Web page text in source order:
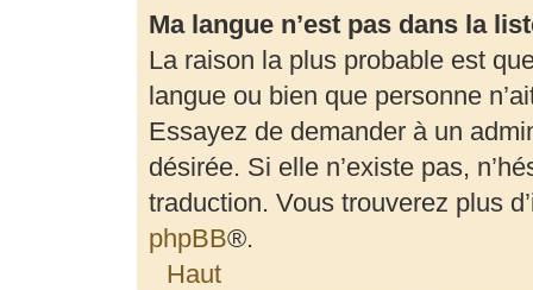
Ma langue n’est pas dans la
La raison la plus probable est
langue ou bien que personne
Essayez de demander à un
désirée. Si elle n’existe pas,
traduction. Vous trouverez plus
phpBB®.
Haut